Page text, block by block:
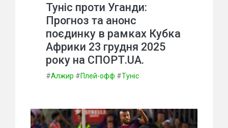
Туніс проти Уганди:
Прогноз та анонс
поєдинку в рамках Кубка
Африки 23 грудня 2025
року на СПОРТ.UA.
#Алжир #Плей-офф #Туніс